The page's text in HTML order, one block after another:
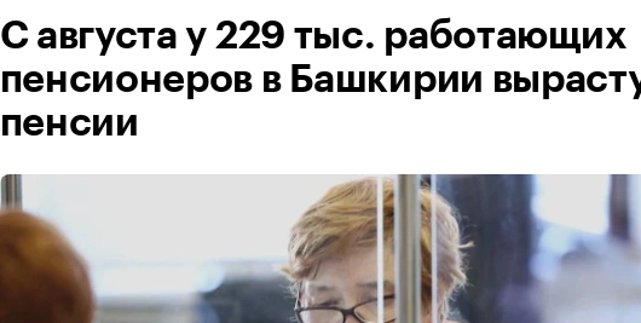
С августа у 229 тыс. работающих
пенсионеров в Башкирии
пенсии